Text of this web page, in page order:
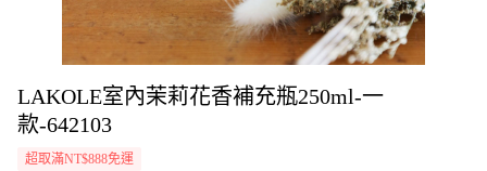
LAKOLE室內茉莉花香補充瓶250ml-一
款-642103
超取滿NT$888免運